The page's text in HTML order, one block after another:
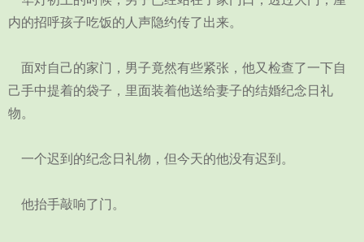
内的招呼孩子吃饭的人声隐约传了出来。
面对自己的家门，男子竟然有些紧张，他又检查了一下自
己手中提着的袋子，里面装着他送给妻子的结婚纪念日礼
物。
一个迟到的纪念日礼物，但今天的他没有迟到。
他抬手敲响了门。